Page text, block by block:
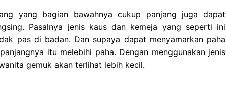
yang bagian bawahnya cukup panjang juga dapat
Pasalnya jenis kaus dan kemeja yang seperti ini
pas di badan. Dan supaya dapat menyamarkan paha
itu melebihi paha. Dengan menggunakan jenis
gemuk akan terlihat lebih kecil.